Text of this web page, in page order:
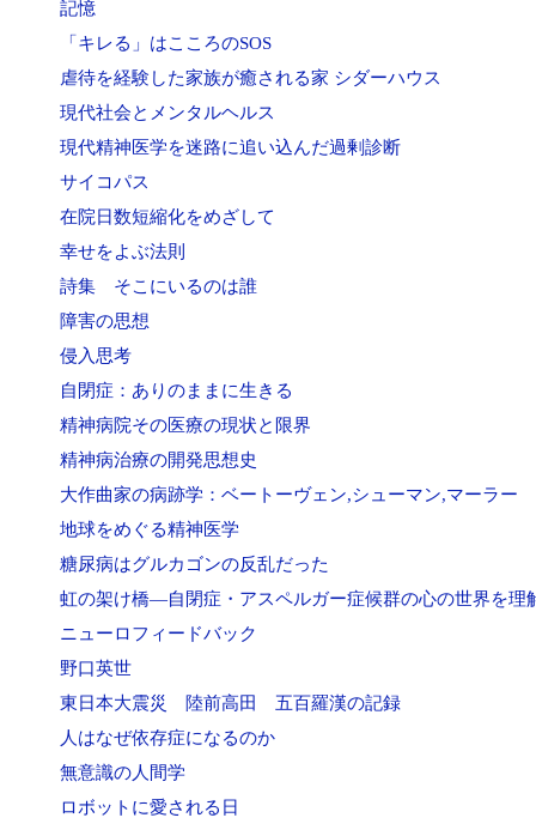
記憶
「キレる」はこころのSOS
虐待を経験した家族が癒される家 シダーハウス
現代社会とメンタルヘルス
現代精神医学を迷路に追い込んだ過剰診断
サイコパス
在院日数短縮化をめざして
幸せをよぶ法則
詩集 そこにいるのは誰
障害の思想
侵入思考
自閉症：ありのままに生きる
精神病院その医療の現状と限界
精神病治療の開発思想史
大作曲家の病跡学：ベートーヴェン,シューマン,マーラー
地球をめぐる精神医学
糖尿病はグルカゴンの反乱だった
虹の架け橋—自閉症・アスペルガー症候群の心の世界を理
ニューロフィードバック
野口英世
東日本大震災 陸前高田 五百羅漢の記録
人はなぜ依存症になるのか
無意識の人間学
ロボットに愛される日